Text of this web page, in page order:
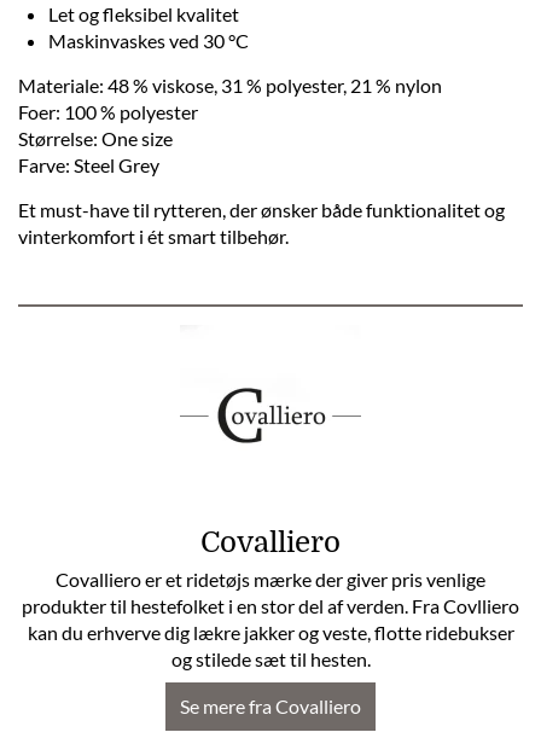
Let og fleksibel kvalitet
Maskinvaskes ved 30 °C
Materiale: 48 % viskose, 31 % polyester, 21 % nylon
Foer: 100 % polyester
Størrelse: One size
Farve: Steel Grey
Et must-have til rytteren, der ønsker både funktionalitet og
vinterkomfort i ét smart tilbehør.
Covalliero
Covalliero er et ridetøjs mærke der giver pris venlige
produkter til hestefolket i en stor del af verden. Fra Covlliero
kan du erhverve dig lækre jakker og veste, flotte ridebukser
og stilede sæt til hesten.
Se mere fra Covalliero